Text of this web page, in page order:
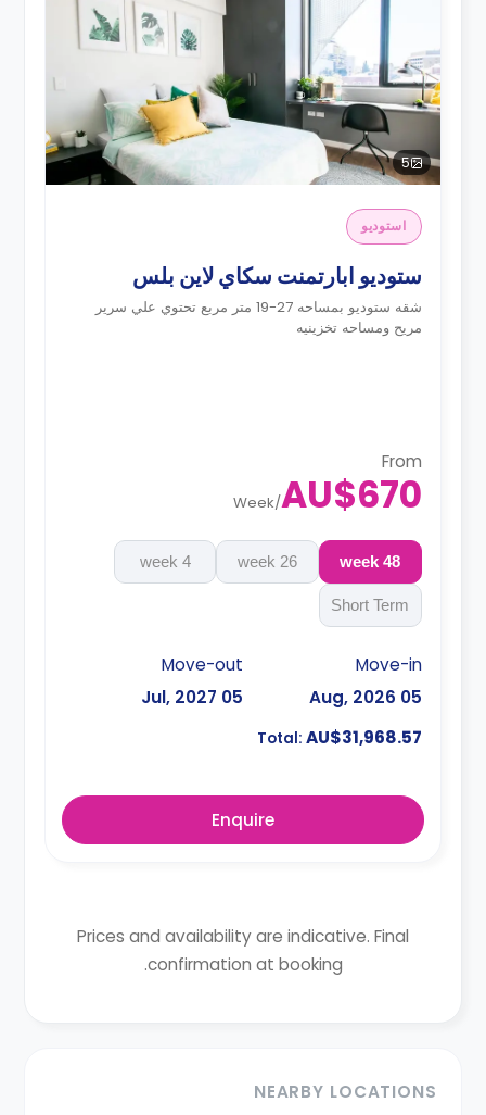
5
استوديو
ستوديو ابارتمنت سكاي لاين بلس
شقه ستوديو بمساحه 27-19 متر مربع تحتوي علي سرير
مريح ومساحه تخزينيه
From
AU$670
/
Week
48 week
26 week
4 week
Short Term
Move-in
05 Aug, 2026
Move-out
05 Jul, 2027
Total: AU$31,968.57
Enquire
Prices and availability are indicative. Final
confirmation at booking.
NEARBY LOCATIONS